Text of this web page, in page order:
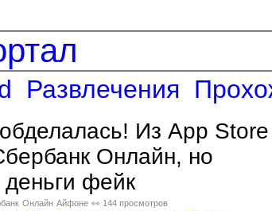
Развлечения
Из App Store
Онлайн, но
фейк
Онлайн Айфоне 👀 144 просмотров